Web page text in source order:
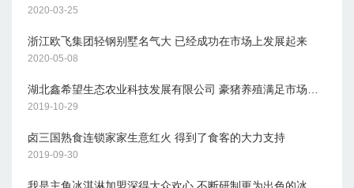
2020-03-25
浙江欧飞集团轻钢别墅名气大 已经成功在市场上发展起来
2020-05-08
2019-10-29
卤三国熟食连锁家家生意红火 得到了食客的大力支持
2019-09-30